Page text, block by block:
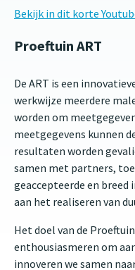
Bekijk in dit korte
Proeftuin ART
De ART is een
werkwijze meerdere
worden om
meetgegevens kunnen
resultaten worden
samen met partners,
geaccepteerde en
aan het realiseren van
Het doel van de
enthousiasmeren om
innoveren we samen